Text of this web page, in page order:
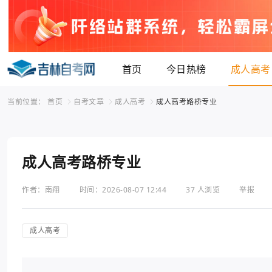
首页 今日热榜 成人高考
当前位置： 首页 自考文章 成人高考 成人高考路桥专业
成人高考路桥专业
作者：南翔 时间：2026-08-07 12:44 37 人浏览 举报
成人高考